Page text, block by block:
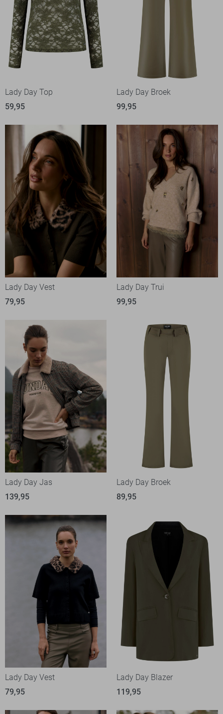
Lady Day Top
59,95
Lady Day Broek
99,95
Lady Day Vest
79,95
Lady Day Trui
99,95
Lady Day Jas
139,95
Lady Day Broek
89,95
Lady Day Vest
79,95
Lady Day Blazer
119,95